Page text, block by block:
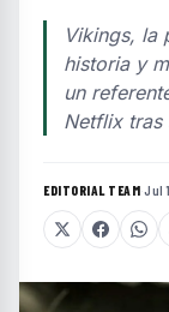
Vikings, la
historia y
un
Netflix tras
EDITORIAL TEAM·Jul